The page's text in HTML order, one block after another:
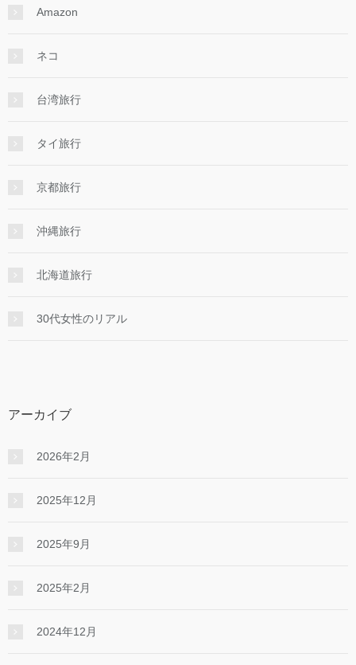
Amazon
ネコ
台湾旅行
タイ旅行
京都旅行
沖縄旅行
北海道旅行
30代女性のリアル
アーカイブ
2026年2月
2025年12月
2025年9月
2025年2月
2024年12月